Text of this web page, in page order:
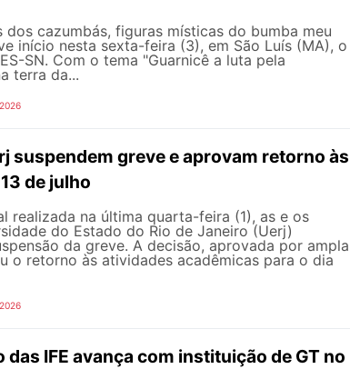
dos cazumbás, figuras místicas do bumba meu
início nesta sexta-feira (3), em São Luís (MA), o
SN. Com o tema "Guarnicê a luta pela
terra da...
suspendem greve e aprovam retorno às
de julho
realizada na última quarta-feira (1), as e os
do Estado do Rio de Janeiro (Uerj)
da greve. A decisão, aprovada por ampla
o retorno às atividades acadêmicas para o dia
IFE avança com instituição de GT no